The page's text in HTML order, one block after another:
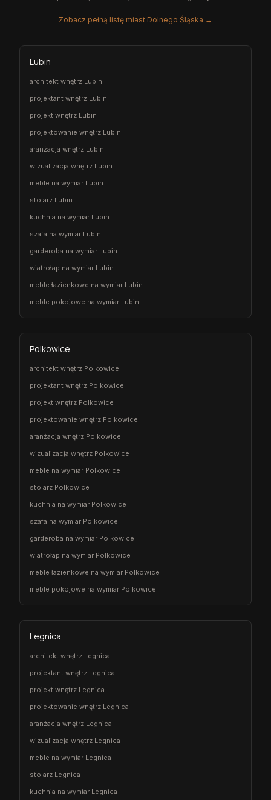
Zobacz pełną listę miast Dolnego Śląska →
Lubin
architekt wnętrz Lubin
projektant wnętrz Lubin
projekt wnętrz Lubin
projektowanie wnętrz Lubin
aranżacja wnętrz Lubin
wizualizacja wnętrz Lubin
meble na wymiar Lubin
stolarz Lubin
kuchnia na wymiar Lubin
szafa na wymiar Lubin
garderoba na wymiar Lubin
wiatrołap na wymiar Lubin
meble łazienkowe na wymiar Lubin
meble pokojowe na wymiar Lubin
Polkowice
architekt wnętrz Polkowice
projektant wnętrz Polkowice
projekt wnętrz Polkowice
projektowanie wnętrz Polkowice
aranżacja wnętrz Polkowice
wizualizacja wnętrz Polkowice
meble na wymiar Polkowice
stolarz Polkowice
kuchnia na wymiar Polkowice
szafa na wymiar Polkowice
garderoba na wymiar Polkowice
wiatrołap na wymiar Polkowice
meble łazienkowe na wymiar Polkowice
meble pokojowe na wymiar Polkowice
Legnica
architekt wnętrz Legnica
projektant wnętrz Legnica
projekt wnętrz Legnica
projektowanie wnętrz Legnica
aranżacja wnętrz Legnica
wizualizacja wnętrz Legnica
meble na wymiar Legnica
stolarz Legnica
kuchnia na wymiar Legnica